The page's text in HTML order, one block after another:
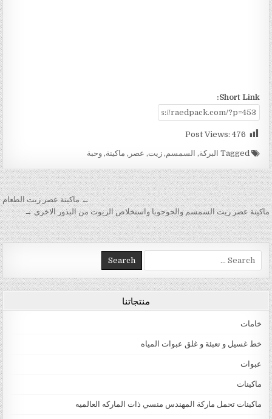
Short Link:
Post Views: 476
Tagged البركة, السمسم,زيت, عصر , ماكينة,وحبة
تصفّح المقالات
← ماكينة عصر زيت الطعام
ماكينة عصر زيت السمسم والجوجوبا واستخلاص الزيوت من البذور الاخرى →
Search for:
منتجاتنا
خامات
خط غسيل و تعبئة و غلق عبوات المياه
عبوات
ماكينات
ماكينات تحمل ماركة المهندس منسي ذات الماركه العالميه